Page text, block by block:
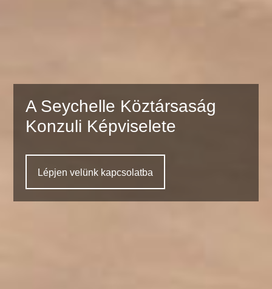
A Seychelle Köztársaság
Konzuli Képviselete
Lépjen velünk kapcsolatba